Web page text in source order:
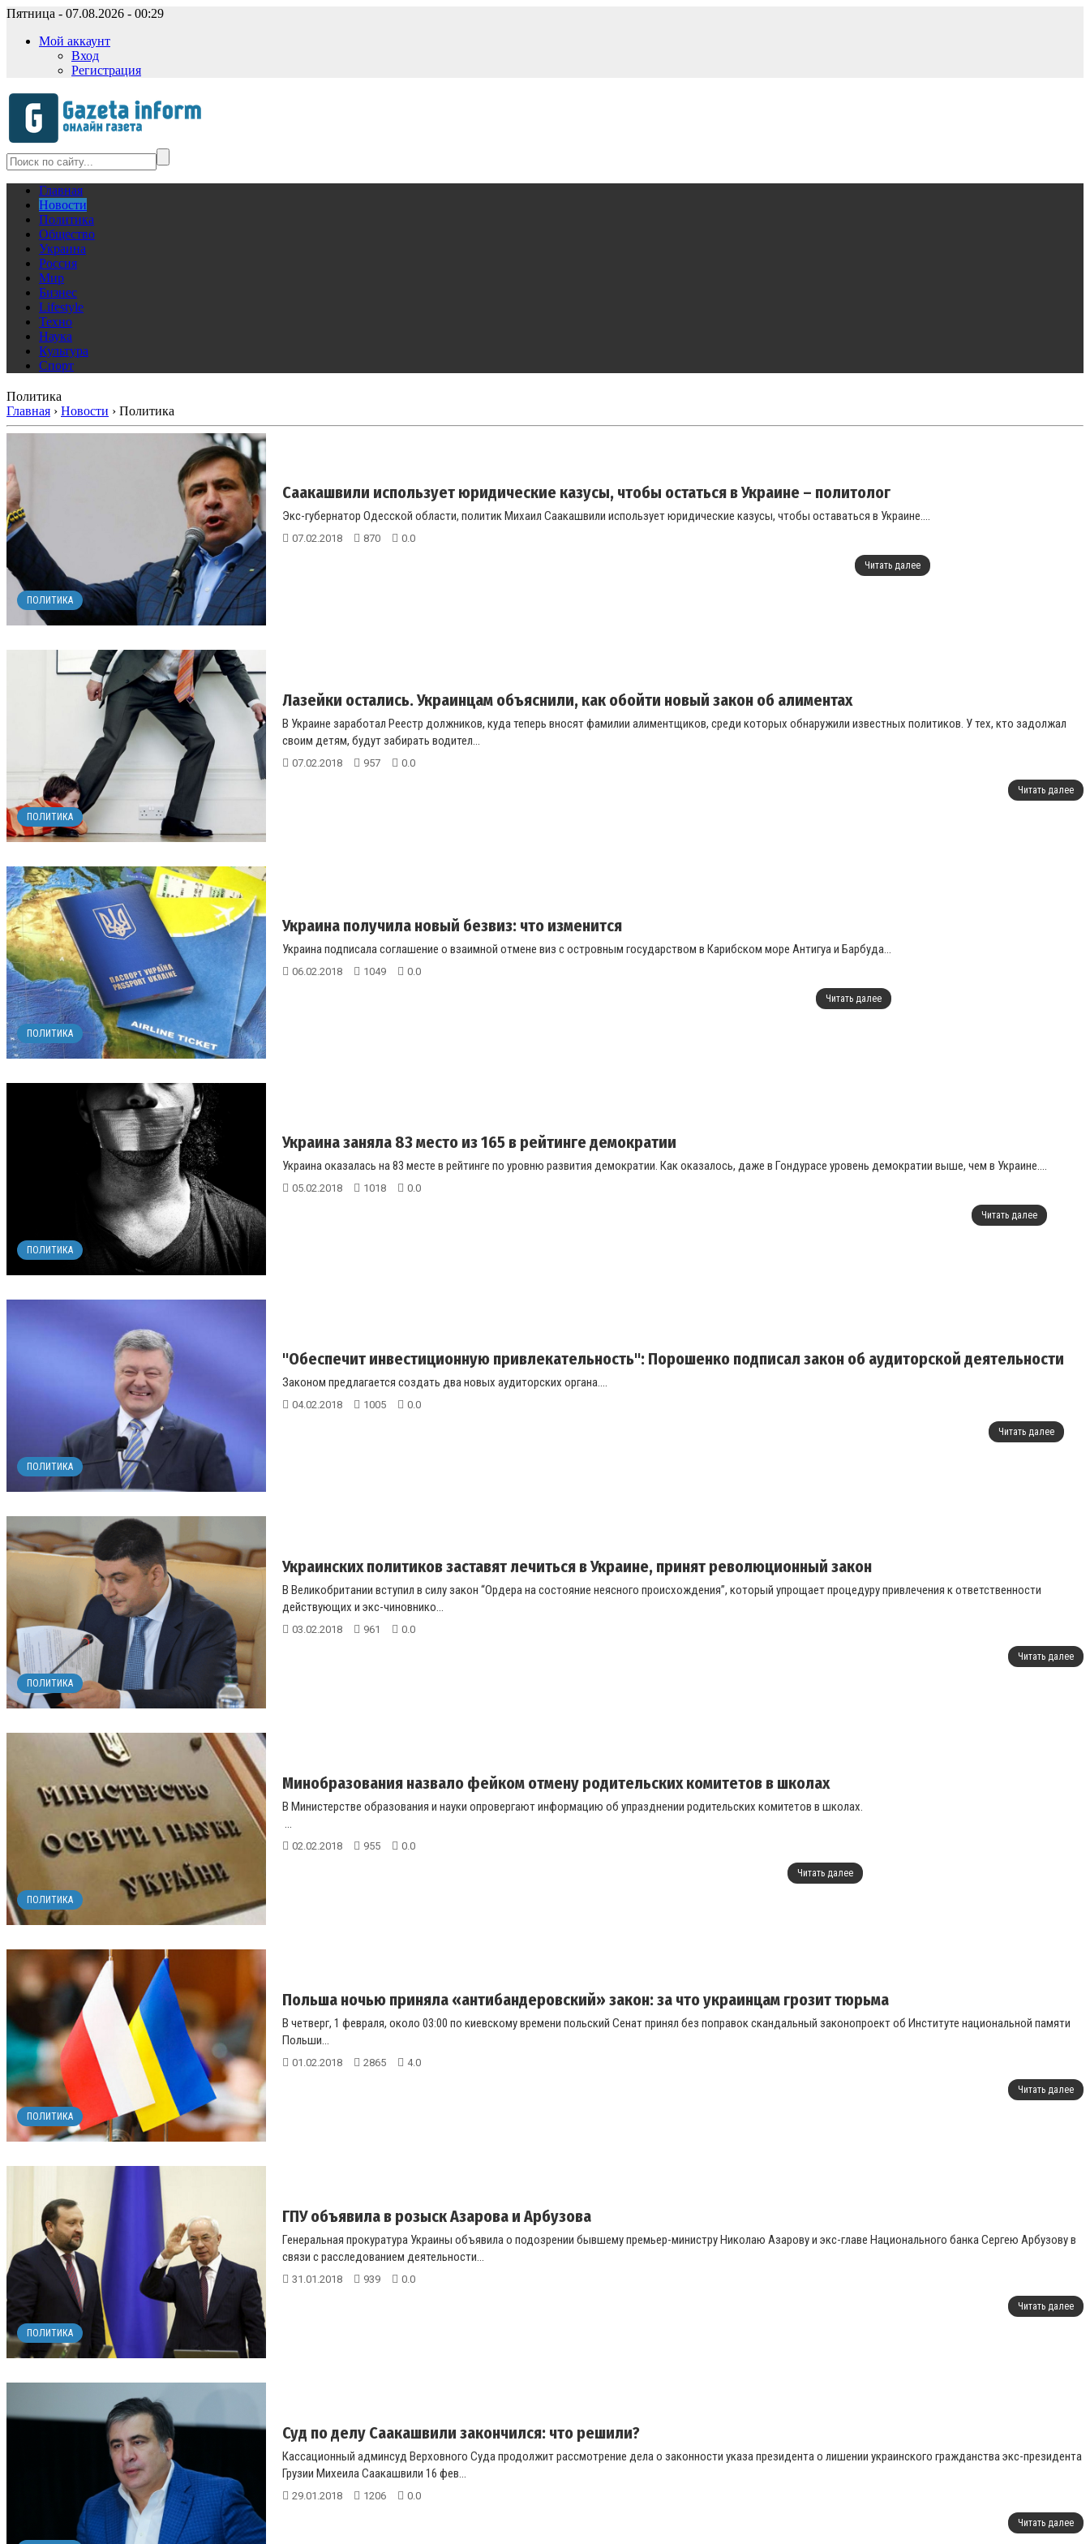
Пятница - 07.08.2026 - 00:29
Мой аккаунт
Вход
Регистрация
Главная
Новости
Политика
Общество
Украина
Россия
Мир
Бизнес
Lifestyle
Техно
Наука
Культура
Спорт
Политика
Главная › Новости › Политика
ПОЛИТИКА
Саакашвили использует юридические казусы, чтобы остаться в Украине – политолог
Экс-губернатор Одесской области, политик Михаил Саакашвили использует юридические казусы, чтобы оставаться в Украине....
07.02.2018 870 0.0
Читать далее
ПОЛИТИКА
Лазейки остались. Украинцам объяснили, как обойти новый закон об алиментах
В Украине заработал Реестр должников, куда теперь вносят фамилии алиментщиков, среди которых обнаружили известных политиков. У тех, кто задолжал
своим детям, будут забирать водител...
07.02.2018 957 0.0
Читать далее
ПОЛИТИКА
Украина получила новый безвиз: что изменится
Украина подписала соглашение о взаимной отмене виз с островным государством в Карибском море Антигуа и Барбуда...
06.02.2018 1049 0.0
Читать далее
ПОЛИТИКА
Украина заняла 83 место из 165 в рейтинге демократии
Украина оказалась на 83 месте в рейтинге по уровню развития демократии. Как оказалось, даже в Гондурасе уровень демократии выше, чем в Украине....
05.02.2018 1018 0.0
Читать далее
ПОЛИТИКА
"Обеспечит инвестиционную привлекательность": Порошенко подписал закон об аудиторской деятельности
Законом предлагается создать два новых аудиторских органа....
04.02.2018 1005 0.0
Читать далее
ПОЛИТИКА
Украинских политиков заставят лечиться в Украине, принят революционный закон
В Великобритании вступил в силу закон “Ордера на состояние неясного происхождения”, который упрощает процедуру привлечения к ответственности
действующих и экс-чиновнико...
03.02.2018 961 0.0
Читать далее
ПОЛИТИКА
Минобразования назвало фейком отмену родительских комитетов в школах
В Министерстве образования и науки опровергают информацию об упразднении родительских комитетов в школах.
...
02.02.2018 955 0.0
Читать далее
ПОЛИТИКА
Польша ночью приняла «антибандеровский» закон: за что украинцам грозит тюрьма
В четверг, 1 февраля, около 03:00 по киевскому времени польский Сенат принял без поправок скандальный законопроект об Институте национальной памяти
Польши...
01.02.2018 2865 4.0
Читать далее
ПОЛИТИКА
ГПУ объявила в розыск Азарова и Арбузова
Генеральная прокуратура Украины объявила о подозрении бывшему премьер-министру Николаю Азарову и экс-главе Национального банка Сергею Арбузову в
связи с расследованием деятельности...
31.01.2018 939 0.0
Читать далее
Суд по делу Саакашвили закончился: что решили?
Кассационный админсуд Верховного Суда продолжит рассмотрение дела о законности указа президента о лишении украинского гражданства экс-президента
Грузии Михеила Саакашвили 16 фев...
29.01.2018 1206 0.0
Читать далее